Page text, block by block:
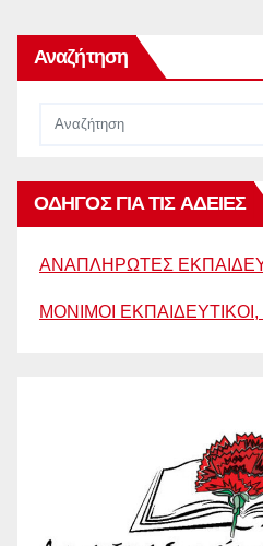
Αναζήτηση
ΟΔΗΓΟΣ ΓΙΑ ΤΙΣ ΑΔΕΙΕΣ
ΑΝΑΠΛΗΡΩΤΕΣ
ΜΟΝΙΜΟΙ